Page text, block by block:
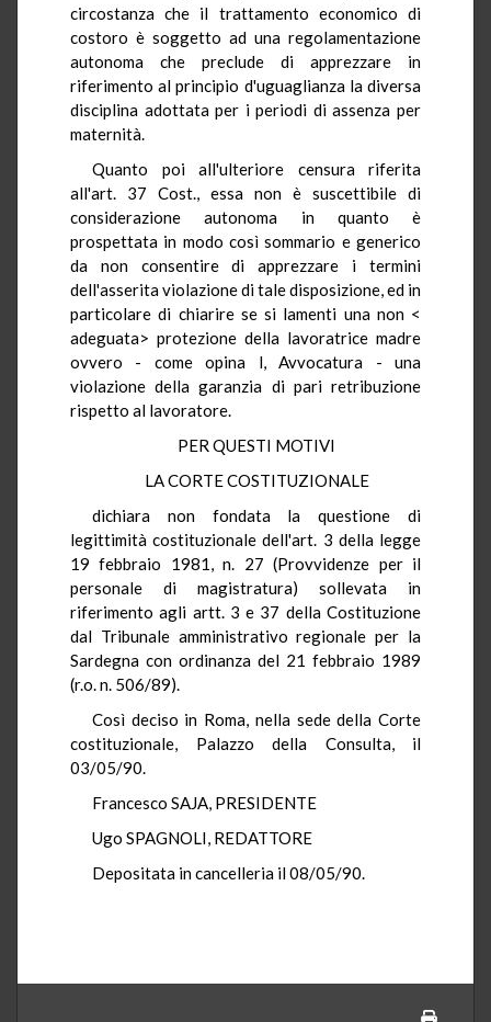
circostanza che il trattamento economico di
costoro è soggetto ad una regolamentazione
autonoma che preclude di apprezzare in
riferimento al principio d'uguaglianza la diversa
disciplina adottata per i periodi di assenza per
maternità.
Quanto poi all'ulteriore censura riferita
all'art. 37 Cost., essa non è suscettibile di
considerazione autonoma in quanto è
prospettata in modo così sommario e generico
da non consentire di apprezzare i termini
dell'asserita violazione di tale disposizione, ed in
particolare di chiarire se si lamenti una non <
adeguata> protezione della lavoratrice madre
ovvero - come opina l, Avvocatura - una
violazione della garanzia di pari retribuzione
rispetto al lavoratore.
PER QUESTI MOTIVI
LA CORTE COSTITUZIONALE
dichiara non fondata la questione di
legittimità costituzionale dell'art. 3 della legge
19 febbraio 1981, n. 27 (Provvidenze per il
personale di magistratura) sollevata in
riferimento agli artt. 3 e 37 della Costituzione
dal Tribunale amministrativo regionale per la
Sardegna con ordinanza del 21 febbraio 1989
(r.o. n. 506/89).
Così deciso in Roma, nella sede della Corte
costituzionale, Palazzo della Consulta, il
03/05/90.
Francesco SAJA, PRESIDENTE
Ugo SPAGNOLI, REDATTORE
Depositata in cancelleria il 08/05/90.